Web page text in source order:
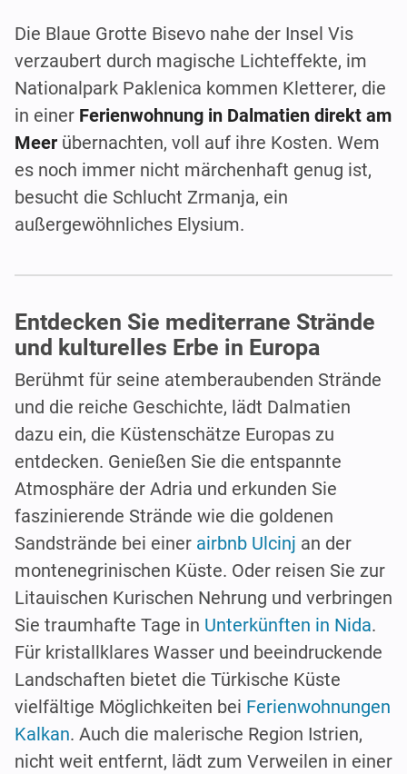
Die Blaue Grotte Bisevo nahe der Insel Vis
verzaubert durch magische Lichteffekte, im
Nationalpark Paklenica kommen Kletterer, die
in einer Ferienwohnung in Dalmatien direkt am
Meer übernachten, voll auf ihre Kosten. Wem
es noch immer nicht märchenhaft genug ist,
besucht die Schlucht Zrmanja, ein
außergewöhnliches Elysium.
Entdecken Sie mediterrane Strände
und kulturelles Erbe in Europa
Berühmt für seine atemberaubenden Strände
und die reiche Geschichte, lädt Dalmatien
dazu ein, die Küstenschätze Europas zu
entdecken. Genießen Sie die entspannte
Atmosphäre der Adria und erkunden Sie
faszinierende Strände wie die goldenen
Sandstrände bei einer airbnb Ulcinj an der
montenegrinischen Küste. Oder reisen Sie zur
Litauischen Kurischen Nehrung und verbringen
Sie traumhafte Tage in Unterkünften in Nida.
Für kristallklares Wasser und beeindruckende
Landschaften bietet die Türkische Küste
vielfältige Möglichkeiten bei Ferienwohnungen
Kalkan. Auch die malerische Region Istrien,
nicht weit entfernt, lädt zum Verweilen in einer